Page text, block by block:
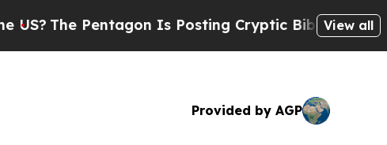
Pentagon Is Posting Cryptic Biblical Messages on
View all
Provided by AGP